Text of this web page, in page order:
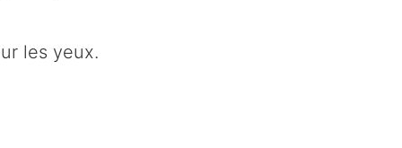
les yeux.